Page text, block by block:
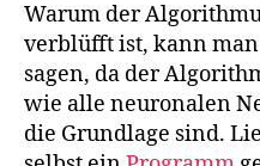
Warum der
verblüfft ist, kann
sagen, da der
wie alle neuronalen
die Grundlage sind.